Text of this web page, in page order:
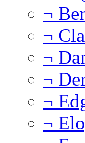
¬
¬
¬
¬
¬
¬